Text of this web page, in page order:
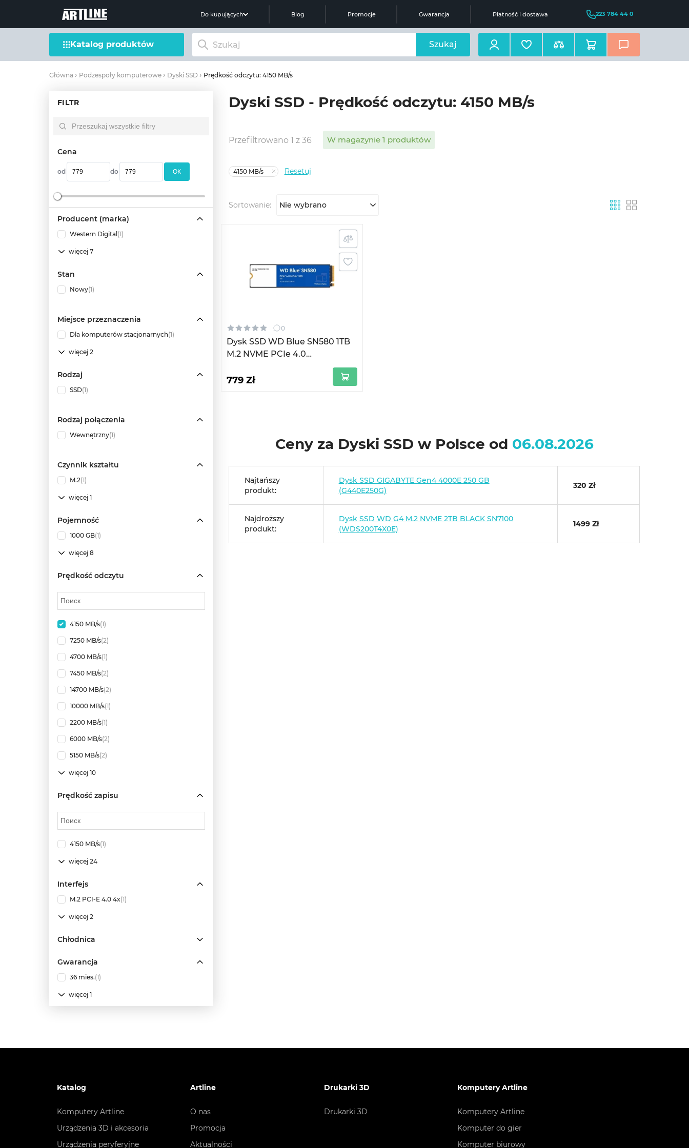
Do kupujących Blog Promocje Gwarancja Płatność i dostawa 223 784 44 0
Katalog produktów Szukaj
Główna Podzespoły komputerowe Dyski SSD Prędkość odczytu: 4150 MB/s
FILTR
Cena
od do OК
Producent (marka)
Western Digital (1)
więcej 7
Stan
Nowy(1)
Miejsce przeznaczenia
Dla komputerów stacjonarnych(1)
więcej 2
Rodzaj
SSD(1)
Rodzaj połączenia
Wewnętrzny(1)
Czynnik kształtu
M.2(1)
więcej 1
Pojemność
1000 GB(1)
więcej 8
Prędkość odczytu
4150 MB/s(1)
7250 MB/s(2)
4700 MB/s(1)
7450 MB/s(2)
14700 MB/s(2)
10000 MB/s(1)
2200 MB/s(1)
6000 MB/s(2)
5150 MB/s(2)
więcej 10
Prędkość zapisu
4150 MB/s(1)
więcej 24
Interfejs
M.2 PCI-E 4.0 4x(1)
więcej 2
Chłodnica
Gwarancja
36 mies.(1)
więcej 1
Dyski SSD - Prędkość odczytu: 4150 MB/s
Przefiltrowano 1 z 36 W magazynie 1 produktów
4150 MB/s Resetuj
Sortowanie: Nie wybrano
0
Dysk SSD WD Blue SN580 1TB
M.2 NVME PCIe 4.0
779 Zł
Ceny za Dyski SSD w Polsce od 06.08.2026
Najtańszy
produkt:
Dysk SSD GIGABYTE Gen4 4000E 250 GB
(G440E250G)
320 Zł
Najdroższy
produkt:
Dysk SSD WD G4 M.2 NVME 2TB BLACK SN7100
(WDS200T4X0E)
1499 Zł
Katalog
Komputery Artline
Urządzenia 3D i akcesoria
Urządzenia peryferyjne
Artline
O nas
Promocja
Aktualności
Drukarki 3D
Drukarki 3D
Komputery Artline
Komputery Artline
Komputer do gier
Komputer biurowy